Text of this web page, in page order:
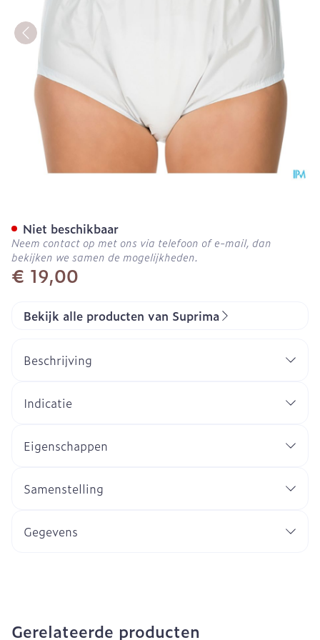
€ 19,00
Niet beschikbaar
Neem contact op met ons via telefoon of e-mail, dan
bekijken we samen de mogelijkheden.
Bekijk alle producten van Suprima
Beschrijving
Indicatie
Eigenschappen
Samenstelling
Gegevens
Gerelateerde producten